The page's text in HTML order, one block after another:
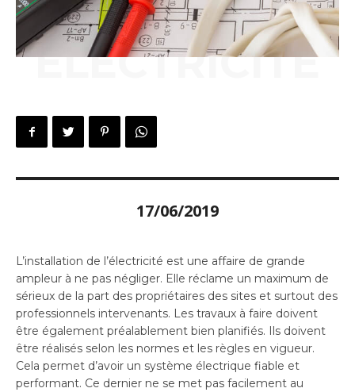
ELECTRICITÉ
17/06/2019
L’installation de l’électricité est une affaire de grande
ampleur à ne pas négliger. Elle réclame un maximum de
sérieux de la part des propriétaires des sites et surtout des
professionnels intervenants. Les travaux à faire doivent
être également préalablement bien planifiés. Ils doivent
être réalisés selon les normes et les règles en vigueur.
Cela permet d’avoir un système électrique fiable et
performant. Ce dernier ne se met pas facilement au